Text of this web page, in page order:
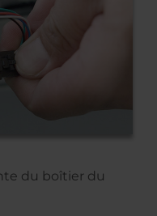
du boîtier du